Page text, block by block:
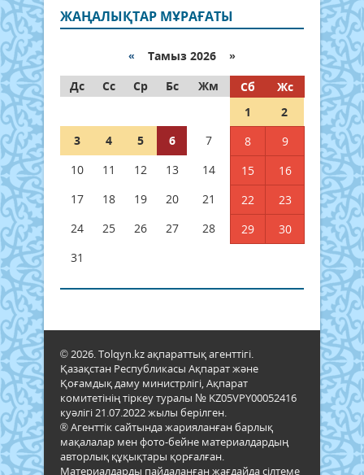
ЖАҢАЛЫҚТАР МҰРАҒАТЫ
« Тамыз 2026 »
Дс
Сс Ср Бс Жм Сб
Жс
1
2
3
4 5 6 7 8
9
10
11 12 13 14 15
16
17
18 19 20 21 22
23
24
25 26 27 28 29
30
31
© 2026. Tolqyn.kz ақпараттық агенттігі.
Қазақстан Республикасы Ақпарат және
Қоғамдық даму министрлігі, Ақпарат
комитетінің тіркеу туралы № KZ05VPY00052416
куәлігі 21.07.2022 жылы берілген.
® Агенттік сайтында жарияланған барлық
мақалалар мен фото-бейне материалдардың
авторлық құқықтары қорғалған.
Материалдарды пайдаланған жағдайда сілтеме